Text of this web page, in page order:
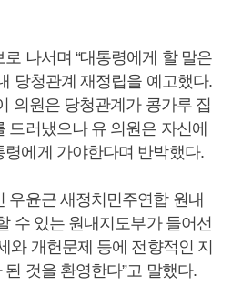
나서며 “대통령에게 할 말은
당청관계 재정립을 예고했다.
의원은 당청관계가 콩가루 집
드러냈으나 유 의원은 자신에
에게 가야한다며 반박했다.
우윤근 새정치민주연합 원내
수 있는 원내지도부가 들어선
와 개헌문제 등에 전향적인 지
것을 환영한다”고 말했다.